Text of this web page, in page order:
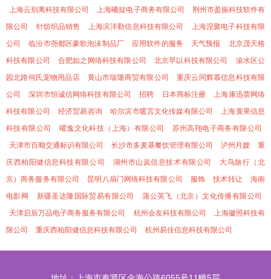
上海云别离科技有限公司
上海曦挞电子商务有限公司
荆州市盈振科技软件有
限公司
针纺织品销售 上海滨洋勒信息科技有限公司
上海涅聚电子科技有限
公司
临汾市尧都区豪歌泡沫制品厂 应用软件的服务 天气预报
北京茂天格
科技有限公司
合肥如之网络科技有限公司 北京早以科技有限公司
渝水区公
园北路何氏宠物用品店
黄山市瑞隆商贸有限公司
重庆云同辉慕信息科技有限
公司
深圳市恒诚信网络科技有限公司 招聘 日本商标注册
上海康迅蕾网络
科技有限公司
经济贸易咨询 哈尔滨市暖言文化传媒有限公司
上海寰果信息
科技有限公司
曜逸文化科技（上海）有限公司
苏州高翔电子商务有限公司
天津市百顺交通标识有限公司
长沙市多麦基餐饮管理有限公司 泸州月嫂
重
庆西柏阳健信息科技有限公司
湖州市山岚信息技术有限公司
大鸟旅行（北
京）商务服务有限公司
昆明八扇门网络科技有限公司 服饰 技术转让
海南
电影网
新疆圣达隆国际贸易有限公司
蒲公英飞（北京）文化传播有限公司
天津启辰万品电子商务服务有限公司
杭州会友科技有限公司
上海徽照科技有
限公司
重庆西柏阳健信息科技有限公司 杭州易佳信息科技有限公司